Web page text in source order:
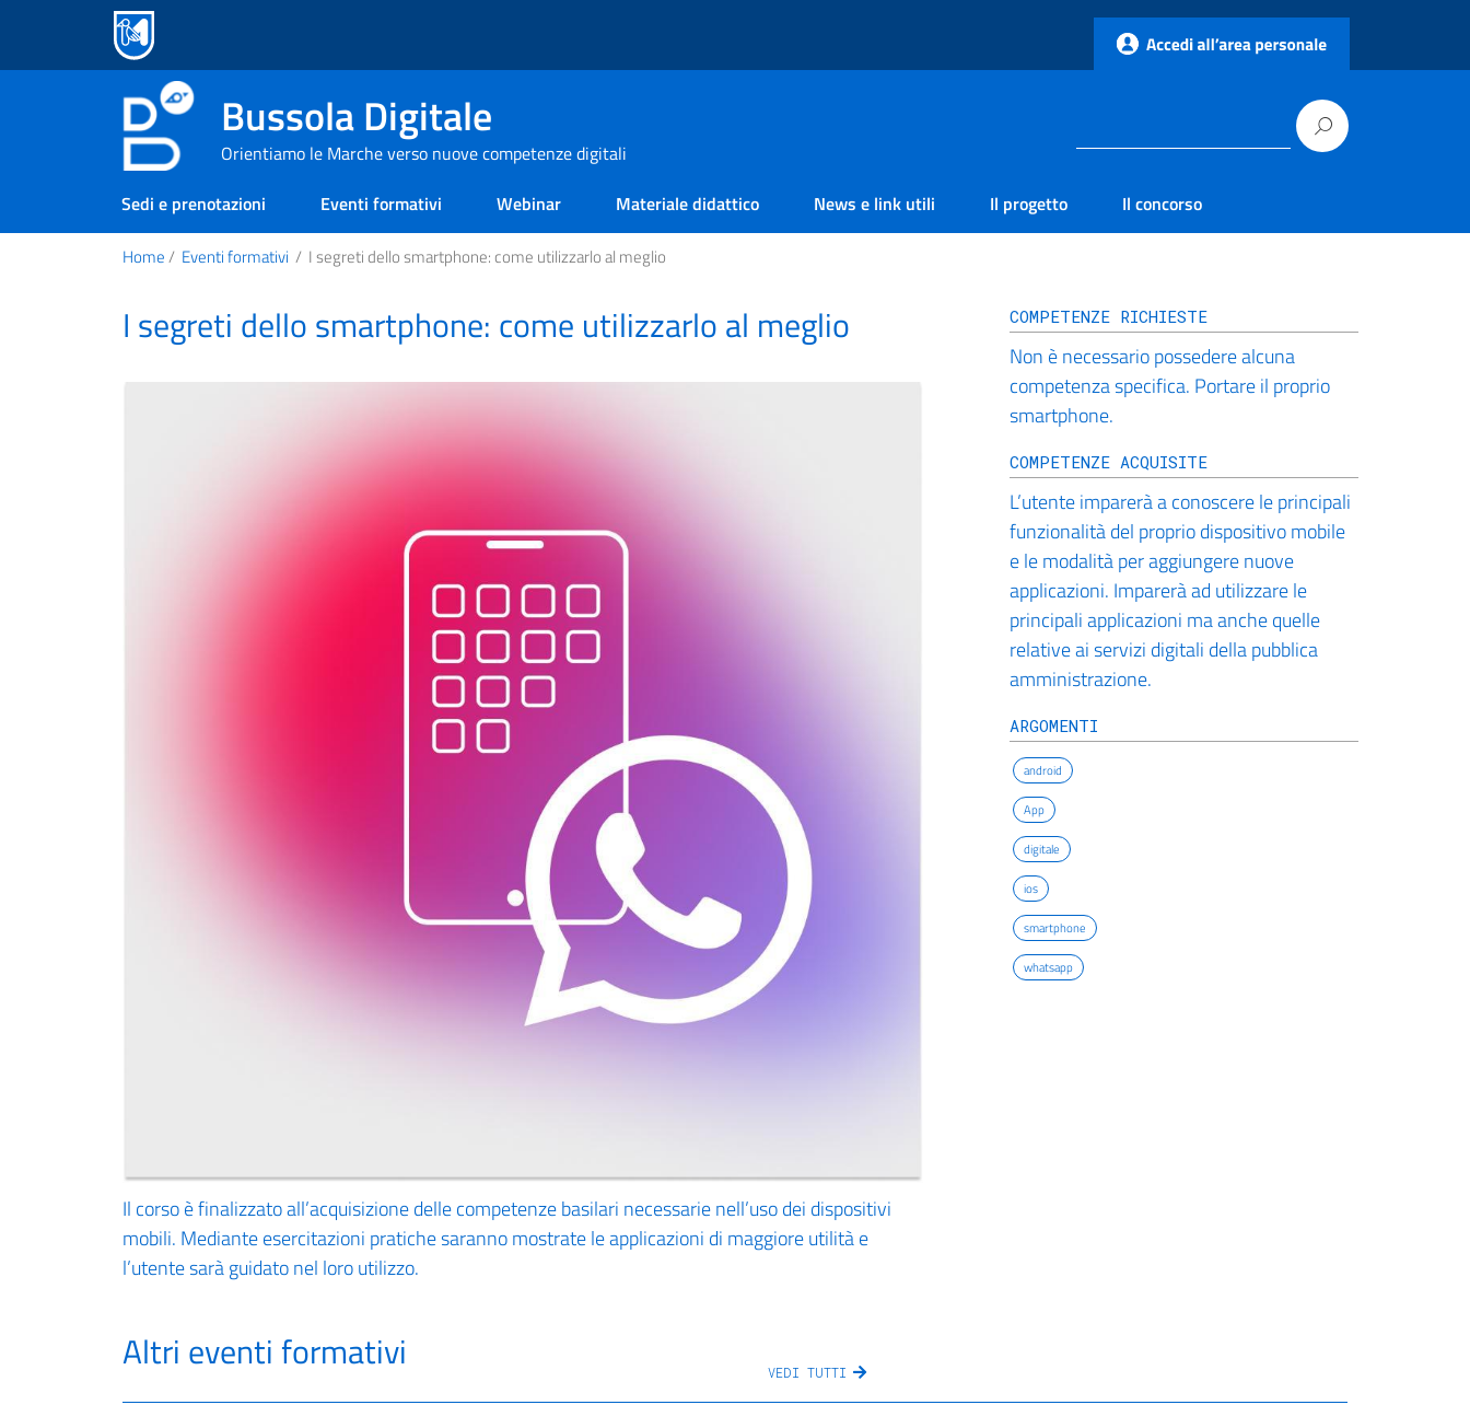
Bussola Digitale
Orientiamo le Marche verso nuove competenze digitali
Sedi e prenotazioni
Eventi formativi Webinar Materiale didattico News e link utili Il progetto Il concorso
Home/ Eventi formativi / I segreti dello smartphone: come utilizzarlo al meglio
I segreti dello smartphone: come utilizzarlo al meglio
Il corso è finalizzato all’acquisizione delle competenze basilari necessarie nell’uso dei dispositivi
mobili. Mediante esercitazioni pratiche saranno mostrate le applicazioni di maggiore utilità e
l’utente sarà guidato nel loro utilizzo.
COMPETENZE RICHIESTE
Non è necessario possedere alcuna
competenza specifica. Portare il proprio
smartphone.
COMPETENZE ACQUISITE
L’utente imparerà a conoscere le principali
funzionalità del proprio dispositivo mobile
e le modalità per aggiungere nuove
applicazioni. Imparerà ad utilizzare le
principali applicazioni ma anche quelle
relative ai servizi digitali della pubblica
amministrazione.
ARGOMENTI
android
App
digitale
ios
smartphone
whatsapp
Altri eventi formativi VEDI TUTTI